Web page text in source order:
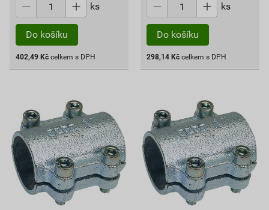
ks
Do košíku
402,49 Kč celkem s DPH
ks
Do košíku
298,14 Kč celkem s DPH